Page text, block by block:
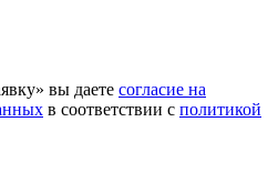
вы даете согласие на
в соответствии с политикой